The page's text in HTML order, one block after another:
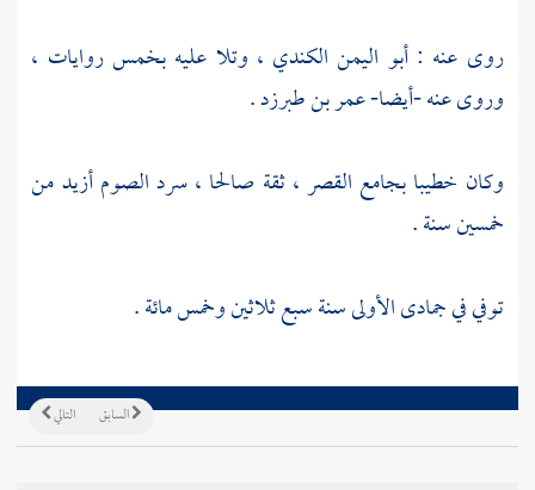
روى عنه :أبو اليمن الكندي ، وتلا عليه بخمس روايات ،
وروى عنه -أيضا-عمر بن طبرزد.
وكان خطيبا بجامع القصر ، ثقة صالحا ، سرد الصوم أزيد من
خمسين سنة .
توفي في جمادى الأولى سنة سبع ثلاثين وخمس مائة .
التالي السابق